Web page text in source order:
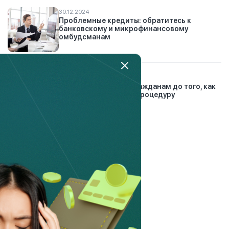
30.12.2024
Проблемные кредиты: обратитесь к
банковскому и микрофинансовому
омбудсманам
Что нужно сделать гражданам до того, как
подать заявление на процедуру